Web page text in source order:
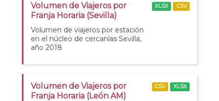
Volumen de Viajeros por
Franja Horaria (Sevilla)
Volumen de viajeros por estación
en el núcleo de cercanías Sevilla,
año 2018
XLSX CSV
Volumen de Viajeros por
Franja Horaria (León AM)
CSV XLSX